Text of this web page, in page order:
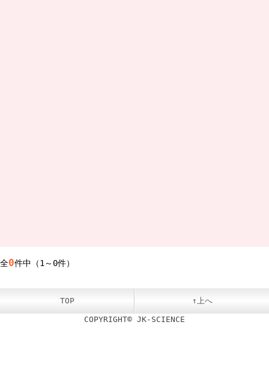
全0件中（1～0件）
TOP ↑上へ
COPYRIGHT© JK-SCIENCE